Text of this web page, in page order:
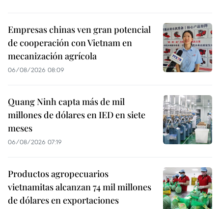
Empresas chinas ven gran potencial
de cooperación con Vietnam en
mecanización agrícola
06/08/2026 08:09
Quang Ninh capta más de mil
millones de dólares en IED en siete
meses
06/08/2026 07:19
Productos agropecuarios
vietnamitas alcanzan 74 mil millones
de dólares en exportaciones